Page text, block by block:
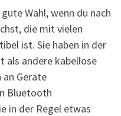
Wahl, wenn du nach
die mit vielen
ist. Sie haben in der
als andere kabellose
Geräte
Bluetooth
in der Regel etwas